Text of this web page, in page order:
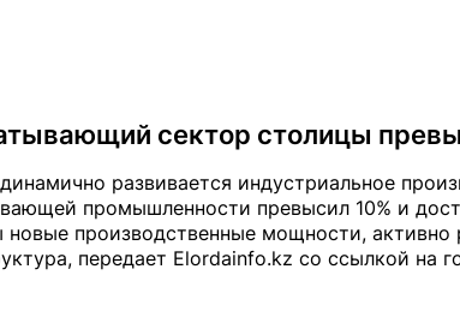
сектор столицы
развивается индустриальное
промышленности превысил 10% и
производственные мощности, активно
передает Elordainfo.kz со ссылкой на